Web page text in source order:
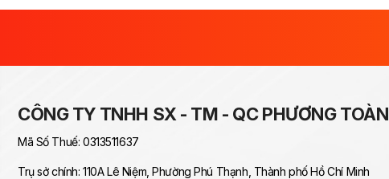
CÔNG TY TNHH SX - TM - QC PHƯƠNG TOÀN
Mã Số Thuế: 0313511637
Trụ sở chính: 110A Lê Niệm, Phường Phú Thạnh, Thành phố Hồ Chí Minh